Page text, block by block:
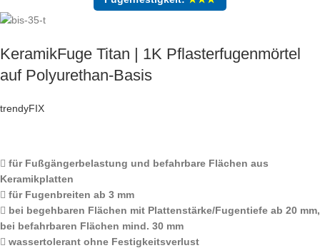
KeramikFuge Titan | 1K Pflasterfugenmörtel
auf Polyurethan-Basis
trendyFIX
für Fußgängerbelastung und befahrbare Flächen aus
Keramikplatten
für Fugenbreiten ab 3 mm
bei begehbaren Flächen mit Plattenstärke/Fugentiefe ab 20 mm,
bei befahrbaren Flächen mind. 30 mm
wassertolerant ohne Festigkeitsverlust